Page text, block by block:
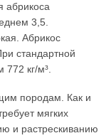
абрикоса
3,5.
Абрикос
стандартной
772 кг/м³.
породам. Как и
мягких
и растрескиванию